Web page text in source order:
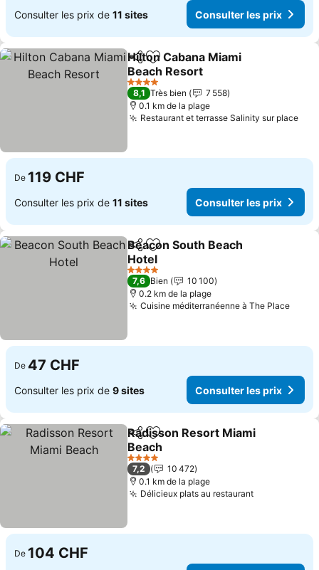
Consulter les prix de 11 sites Consulter les prix
PartagerAjouter à mes favoris
Hilton Cabana Miami
Beach Resort
4 Étoiles
8,1 Très bien
7 558
0.1 km de la plage
Restaurant et terrasse Salinity sur place
De 119 CHF
Consulter les prix de 11 sites Consulter les prix
PartagerAjouter à mes favoris
Beacon South Beach
Hotel
4 Étoiles
7,6 Bien
10 100
0.2 km de la plage
Cuisine méditerranéenne à The Place
De 47 CHF
Consulter les prix de 9 sites Consulter les prix
PartagerAjouter à mes favoris
Radisson Resort Miami
Beach
4 Étoiles
7,2
10 472
0.1 km de la plage
Délicieux plats au restaurant
De 104 CHF